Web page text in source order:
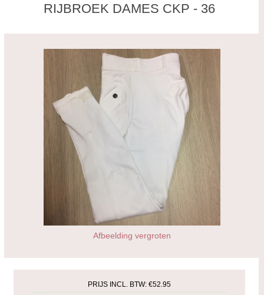
RIJBROEK DAMES CKP - 36
Afbeelding vergroten
PRIJS INCL. BTW:€52.95